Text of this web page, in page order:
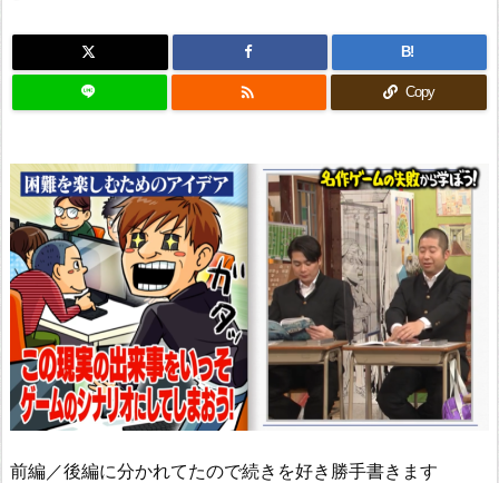
B!
 Copy
前編／後編に分かれてたので続きを好き勝手書きます